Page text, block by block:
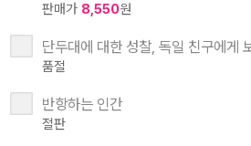
판매가 8,550원
단두대에 대한 성찰, 독일 친구에게
품절
반항하는 인간
절판